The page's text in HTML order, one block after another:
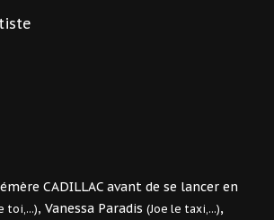
CADILLAC avant de se lancer en
toi,...), Vanessa Paradis (Joe le taxi,...),